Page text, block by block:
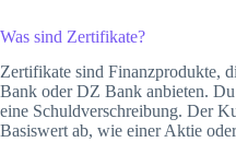
Was sind Zertifikate?
Zertifikate sind Finanzprodukte,
Bank oder DZ Bank anbieten.
eine Schuldverschreibung. Der
Basiswert ab, wie einer Aktie